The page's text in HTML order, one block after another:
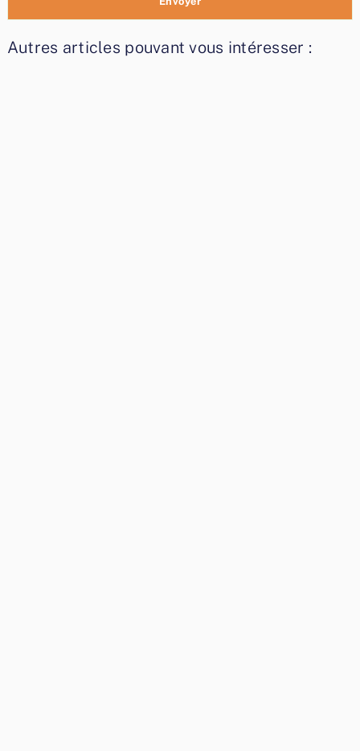
Autres articles pouvant vous intéresser :